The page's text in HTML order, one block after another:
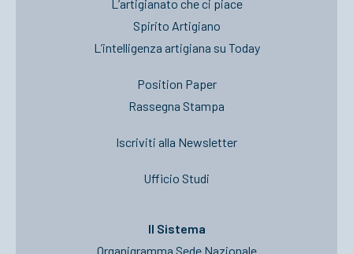
L’artigianato che ci piace
Spirito Artigiano
L’intelligenza artigiana su Today
Position Paper
Rassegna Stampa
Iscriviti alla Newsletter
Ufficio Studi
Il Sistema
Organigramma Sede Nazionale